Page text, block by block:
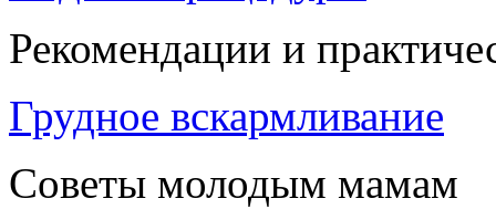
Рекомендации и
Грудное вскармливание
Советы молодым мамам